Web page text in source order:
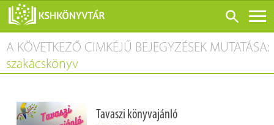
ONLINE KATALÓGUS
RÓLUNK
SZOLGÁLTATÁSOK
A KÖVETKEZŐ CIMKÉJŰ BEJEGYZÉSEK MUTATÁSA:
szakácskönyv
Tavaszi könyvajánló